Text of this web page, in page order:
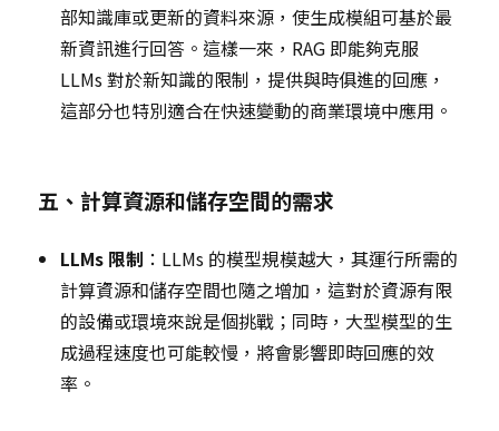
部知識庫或更新的資料來源，使生成模組可基於最
新資訊進行回答。這樣一來，RAG 即能夠克服
LLMs 對於新知識的限制，提供與時俱進的回應，
這部分也特別適合在快速變動的商業環境中應用。
五、計算資源和儲存空間的需求
LLMs 限制 ：LLMs 的模型規模越大，其運行所需的
計算資源和儲存空間也隨之增加，這對於資源有限
的設備或環境來說是個挑戰；同時，大型模型的生
成過程速度也可能較慢，將會影響即時回應的效
率。